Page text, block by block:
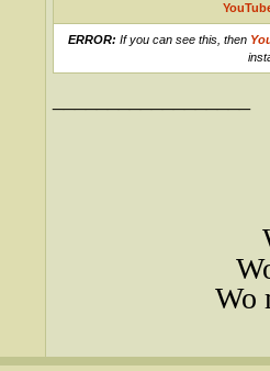
ERROR: If you can see this, then
Wo